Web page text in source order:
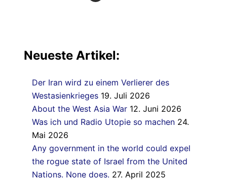
Neueste Artikel:
Der Iran wird zu einem Verlierer des
Westasienkrieges 19. Juli 2026
About the West Asia War 12. Juni 2026
Was ich und Radio Utopie so machen 24.
Mai 2026
Any government in the world could expel
the rogue state of Israel from the United
Nations. None does. 27. April 2025